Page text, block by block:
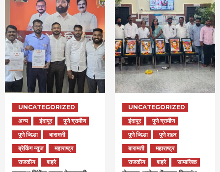
UNCATEGORIZED
अन्य
इंदापूर
पुणे ग्रामीण
पुणे जिल्हा
बारामती
ब्रेकिंग न्युज
महाराष्ट्र
राजकीय
शहरे
UNCATEGORIZED
इंदापूर
पुणे ग्रामीण
पुणे जिल्हा
पुणे शहर
बारामती
महाराष्ट्र
राजकीय
शहरे सामाजिक